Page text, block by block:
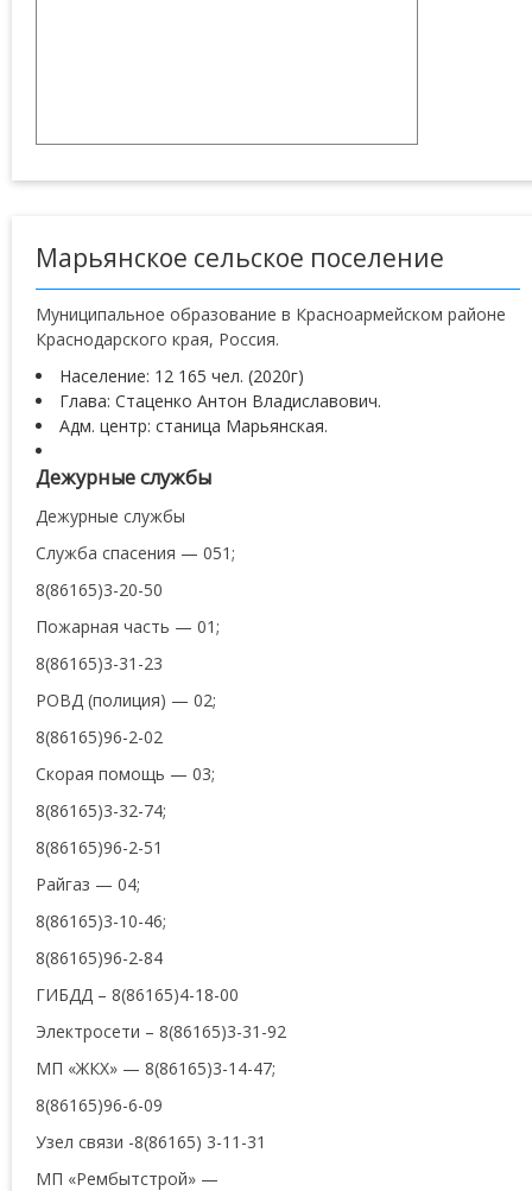
Марьянское сельское поселение
Муниципальное образование в Красноармейском районе
Краснодарского края, Россия.
Население: 12 165 чел. (2020г)
Глава: Стаценко Антон Владиславович.
Адм. центр: станица Марьянская.
Дежурные службы
Дежурные службы
Служба спасения — 051;
8(86165)3-20-50
Пожарная часть — 01;
8(86165)3-31-23
РОВД (полиция) — 02;
8(86165)96-2-02
Скорая помощь — 03;
8(86165)3-32-74;
8(86165)96-2-51
Райгаз — 04;
8(86165)3-10-46;
8(86165)96-2-84
ГИБДД – 8(86165)4-18-00
Электросети – 8(86165)3-31-92
МП «ЖКХ» — 8(86165)3-14-47;
8(86165)96-6-09
Узел связи -8(86165) 3-11-31
МП «Рембытстрой» —